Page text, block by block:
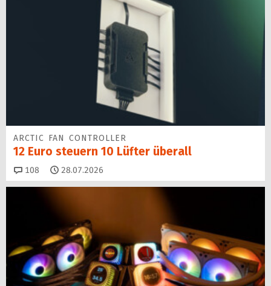
ARCTIC FAN CONTROLLER
12 Euro steuern 10 Lüfter überall
108 Kommentare
28.07.2026